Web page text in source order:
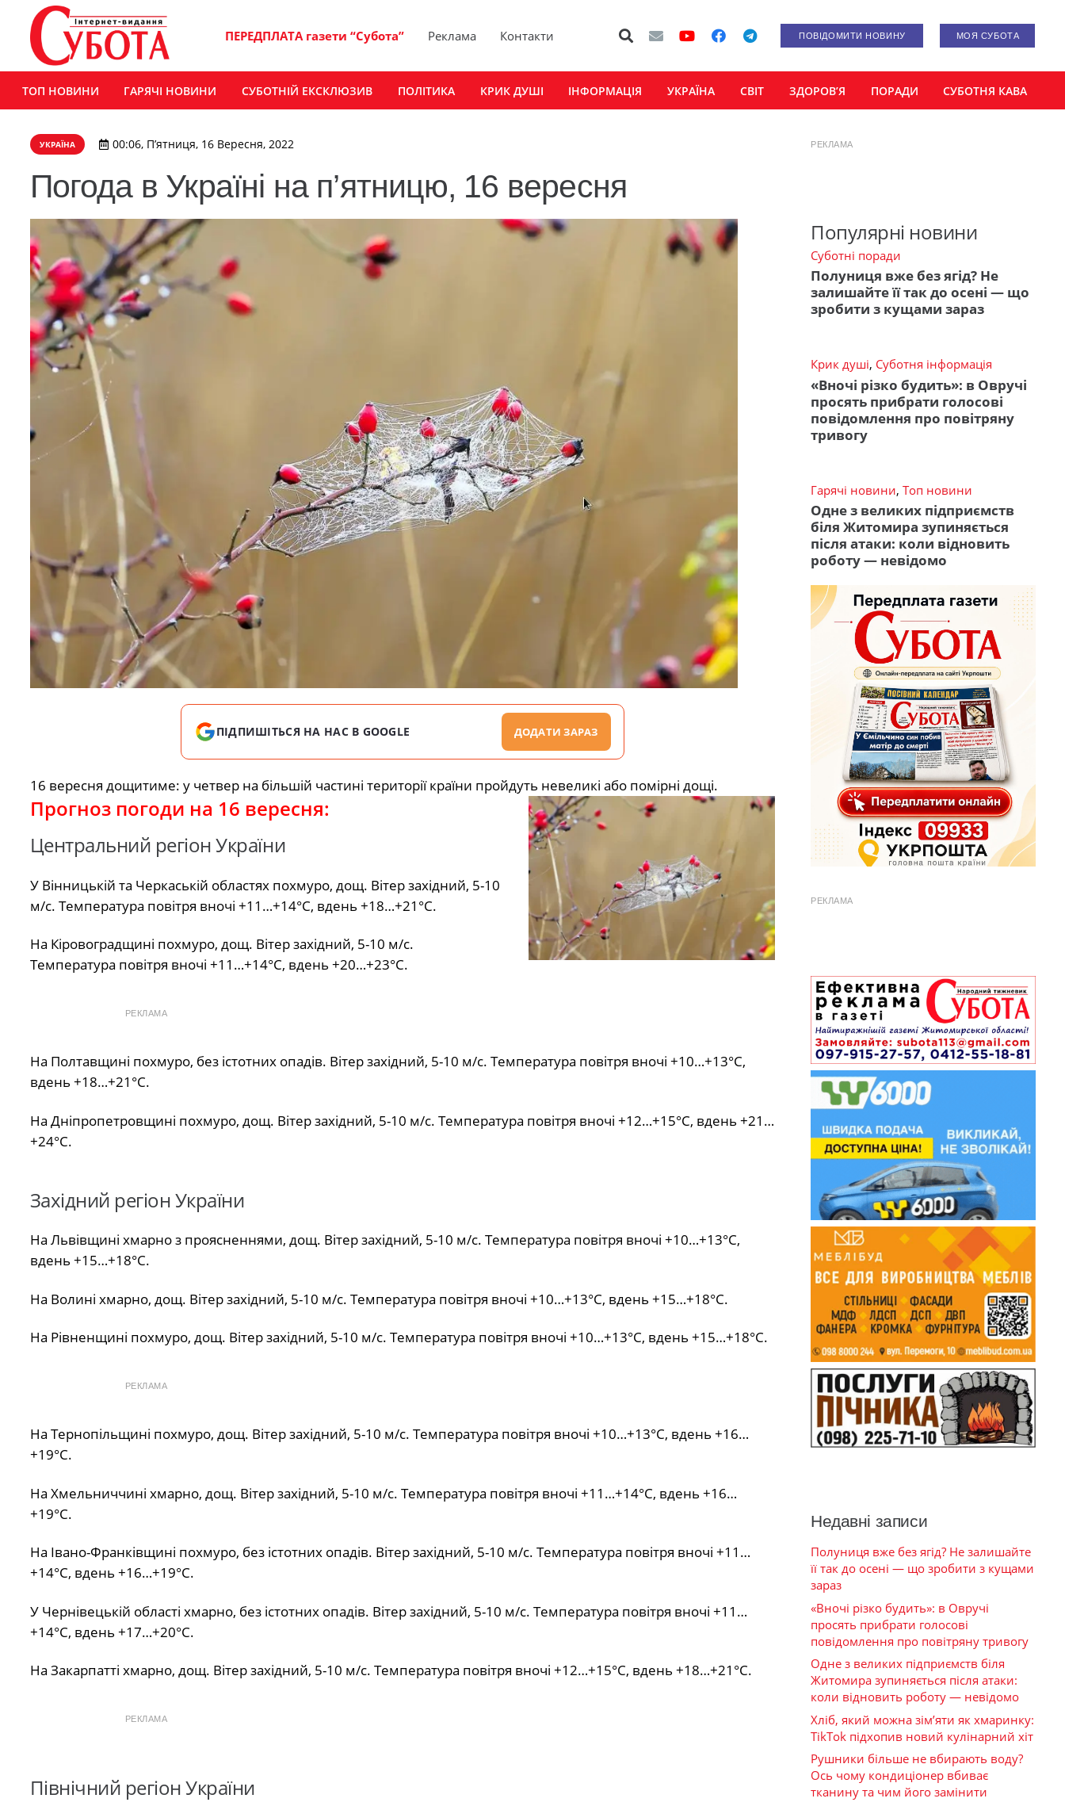
ПЕРЕДПЛАТА газети “Субота” Реклама Контакти ПОВІДОМИТИ НОВИНУ МОЯ СУБОТА
ТОП НОВИНИ ГАРЯЧІ НОВИНИ СУБОТНІЙ ЕКСКЛЮЗИВ ПОЛІТИКА КРИК ДУШІ ІНФОРМАЦІЯ УКРАЇНА СВІТ ЗДОРОВ’Я ПОРАДИ СУБОТНЯ КАВА
УКРАЇНА 00:06, П’ятниця, 16 Вересня, 2022
Погода в Україні на п’ятницю, 16 вересня
ПІДПИШІТЬСЯ НА НАС В GOOGLE ДОДАТИ ЗАРАЗ
16 вересня дощитиме: у четвер на більшій частині території країни пройдуть невеликі або помірні дощі.
Прогноз погоди на 16 вересня:
Центральний регіон України
У Вінницькій та Черкаській областях похмуро, дощ. Вітер західний, 5-10
м/с. Температура повітря вночі +11…+14°С, вдень +18…+21°С.
На Кіровоградщині похмуро, дощ. Вітер західний, 5-10 м/с.
Температура повітря вночі +11…+14°С, вдень +20…+23°С.
РЕКЛАМА
На Полтавщині похмуро, без істотних опадів. Вітер західний, 5-10 м/с. Температура повітря вночі +10…+13°С,
вдень +18…+21°С.
На Дніпропетровщині похмуро, дощ. Вітер західний, 5-10 м/с. Температура повітря вночі +12…+15°С, вдень +21…
+24°С.
Західний регіон України
На Львівщині хмарно з проясненнями, дощ. Вітер західний, 5-10 м/с. Температура повітря вночі +10…+13°С,
вдень +15…+18°С.
На Волині хмарно, дощ. Вітер західний, 5-10 м/с. Температура повітря вночі +10…+13°С, вдень +15…+18°С.
На Рівненщині похмуро, дощ. Вітер західний, 5-10 м/с. Температура повітря вночі +10…+13°С, вдень +15…+18°С.
РЕКЛАМА
На Тернопільщині похмуро, дощ. Вітер західний, 5-10 м/с. Температура повітря вночі +10…+13°С, вдень +16…
+19°С.
На Хмельниччині хмарно, дощ. Вітер західний, 5-10 м/с. Температура повітря вночі +11…+14°С, вдень +16…
+19°С.
На Івано-Франківщині похмуро, без істотних опадів. Вітер західний, 5-10 м/с. Температура повітря вночі +11…
+14°С, вдень +16…+19°С.
У Чернівецькій області хмарно, без істотних опадів. Вітер західний, 5-10 м/с. Температура повітря вночі +11…
+14°С, вдень +17…+20°С.
На Закарпатті хмарно, дощ. Вітер західний, 5-10 м/с. Температура повітря вночі +12…+15°С, вдень +18…+21°С.
РЕКЛАМА
Північний регіон України
РЕКЛАМА
Популярні новини
Суботні поради
Полуниця вже без ягід? Не
залишайте її так до осені — що
зробити з кущами зараз
Крик душі, Суботня інформація
«Вночі різко будить»: в Овручі
просять прибрати голосові
повідомлення про повітряну
тривогу
Гарячі новини, Топ новини
Одне з великих підприємств
біля Житомира зупиняється
після атаки: коли відновить
роботу — невідомо
РЕКЛАМА
Недавні записи
Полуниця вже без ягід? Не залишайте
її так до осені — що зробити з кущами
зараз
«Вночі різко будить»: в Овручі
просять прибрати голосові
повідомлення про повітряну тривогу
Одне з великих підприємств біля
Житомира зупиняється після атаки:
коли відновить роботу — невідомо
Хліб, який можна зім’яти як хмаринку:
TikTok підхопив новий кулінарний хіт
Рушники більше не вбирають воду?
Ось чому кондиціонер вбиває
тканину та чим його замінити